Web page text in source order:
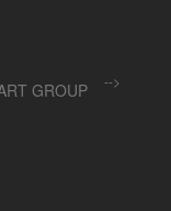
-->
GROUP